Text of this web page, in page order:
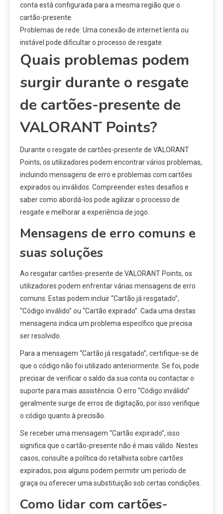
conta está configurada para a mesma região que o
cartão-presente.
Problemas de rede: Uma conexão de internet lenta ou
instável pode dificultar o processo de resgate.
Quais problemas podem
surgir durante o resgate
de cartões-presente de
VALORANT Points?
Durante o resgate de cartões-presente de VALORANT
Points, os utilizadores podem encontrar vários problemas,
incluindo mensagens de erro e problemas com cartões
expirados ou inválidos. Compreender estes desafios e
saber como abordá-los pode agilizar o processo de
resgate e melhorar a experiência de jogo.
Mensagens de erro comuns e
suas soluções
Ao resgatar cartões-presente de VALORANT Points, os
utilizadores podem enfrentar várias mensagens de erro
comuns. Estas podem incluir “Cartão já resgatado”,
“Código inválido” ou “Cartão expirado”. Cada uma destas
mensagens indica um problema específico que precisa
ser resolvido.
Para a mensagem “Cartão já resgatado”, certifique-se de
que o código não foi utilizado anteriormente. Se foi, pode
precisar de verificar o saldo da sua conta ou contactar o
suporte para mais assistência. O erro “Código inválido”
geralmente surge de erros de digitação, por isso verifique
o código quanto à precisão.
Se receber uma mensagem “Cartão expirado”, isso
significa que o cartão-presente não é mais válido. Nestes
casos, consulte a política do retalhista sobre cartões
expirados, pois alguns podem permitir um período de
graça ou oferecer uma substituição sob certas condições.
Como lidar com cartões-